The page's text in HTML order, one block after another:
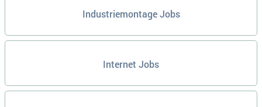
Industriemontage Jobs
Internet Jobs